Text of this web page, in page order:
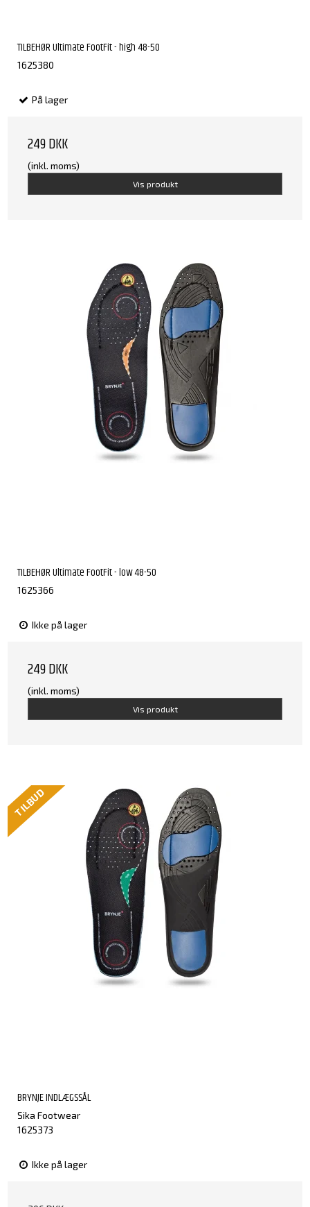
TILBEHØR Ultimate FootFit - high 48-50
1625380
På lager
249 DKK
(inkl. moms)
Vis produkt
TILBEHØR Ultimate FootFit - low 48-50
1625366
Ikke på lager
249 DKK
(inkl. moms)
Vis produkt
TILBUD
BRYNJE INDLÆGSSÅL
Sika Footwear
1625373
Ikke på lager